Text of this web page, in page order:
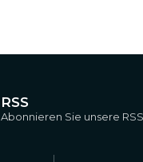
RSS
Abonnieren Sie unsere